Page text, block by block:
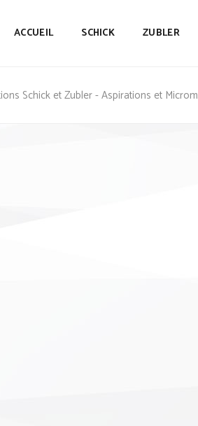
ACCUEIL SCHICK ZUBLER
Schick et Zubler - Aspirations et